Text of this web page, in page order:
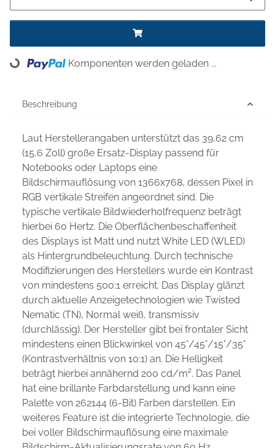
Loading... Komponenten werden geladen ...
Beschreibung
Laut Herstellerangaben unterstützt das 39,62 cm
(15,6 Zoll) große Ersatz-Display passend für
Notebooks oder Laptops eine
Bildschirmauflösung von 1366x768, dessen Pixel in
RGB vertikale Streifen angeordnet sind. Die
typische vertikale Bildwiederholfrequenz beträgt
hierbei 60 Hertz. Die Oberflächenbeschaffenheit
des Displays ist Matt und nutzt White LED (WLED)
als Hintergrundbeleuchtung. Durch technische
Modifizierungen des Herstellers wurde ein Kontrast
von mindestens 500:1 erreicht. Das Display glänzt
durch aktuelle Anzeigetechnologien wie Twisted
Nematic (TN), Normal weiß, transmissiv
(durchlässig). Der Hersteller gibt bei frontaler Sicht
mindestens einen Blickwinkel von 45°/45°/15°/35°
(Kontrastverhältnis von 10:1) an. Die Helligkeit
beträgt hierbei annähernd 200 cd/m². Das Panel
hat eine brillante Farbdarstellung und kann eine
Palette von 262144 (6-Bit) Farben darstellen. Ein
weiteres Feature ist die integrierte Technologie, die
bei voller Bildschirmauflösung eine maximale